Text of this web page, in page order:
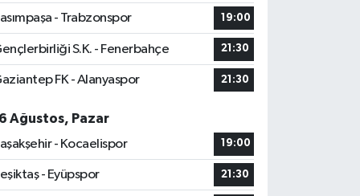
- Trabzonspor 19:00
S.K. - Fenerbahçe 21:30
FK - Alanyaspor 21:30
Ağustos, Pazar
- Kocaelispor
19:00
- Eyüpspor 21:30